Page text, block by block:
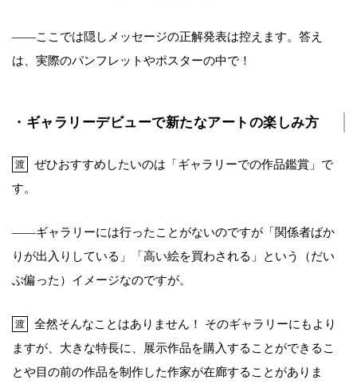
――ここでは隠しメッセージの正解発表は控えます。答え
は、実際のパンフレットやポスターの中で！
・ギャラリーデビューで新たなアートの楽しみ方
渡
ぜひおすすめしたいのは「ギャラリーでの作品鑑賞」で
す。
――ギャラリーには行ったことがないのですが「関係者ばか
りが出入りしている」「高い絵を買わされる」という（だい
ぶ偏った）イメージなのですが。
渡
全然そんなことはありません！ そのギャラリーにもより
ますが、大きな特長に、展示作品を購入することができるこ
とや目の前の作品を制作した作家が在廊することがありま